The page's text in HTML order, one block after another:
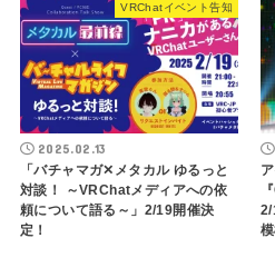
VRChatイベント告知
2025.02.13
「バチャマガ✕メタカル ゆるっと
対談！ ～VRChatメディアへの依
頼について語る～」2/19開催決
定！
2/